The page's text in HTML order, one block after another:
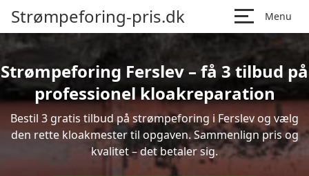
Strømpeforing-pris.dk Menu
Strømpeforing Ferslev – få 3 tilbud på
professionel kloakreparation
Bestil 3 gratis tilbud på strømpeforing i Ferslev og vælg
den rette kloakmester til opgaven. Sammenlign pris og
kvalitet – det betaler sig.